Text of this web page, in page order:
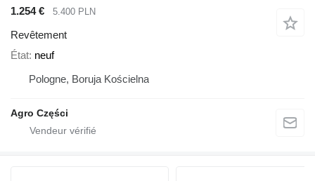
1.254 € 5.400 PLN
Revêtement
État neuf
Pologne, Boruja Kościelna
Agro Części